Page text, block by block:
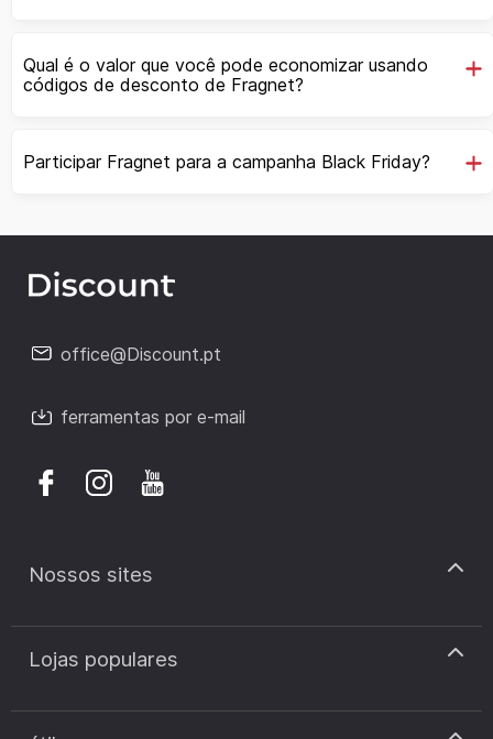
Qual é o valor que você pode economizar usando
códigos de desconto de Fragnet?
Participar Fragnet para a campanha Black Friday?
office@Discount.pt
ferramentas por e-mail
Nossos sites
discount.pt
discount.sk
Lojas populares
Cupão de desconto Zooplus